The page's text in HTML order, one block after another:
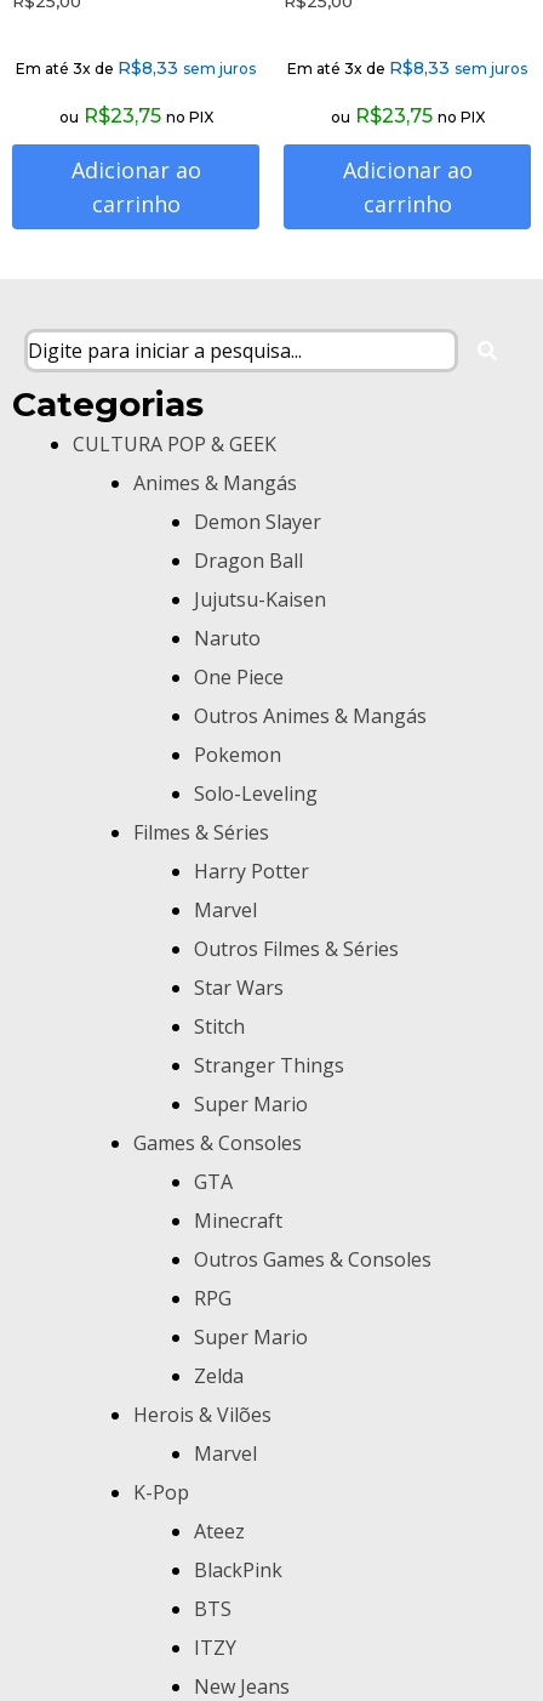
Em até 3x de R$8,33 sem juros
ou R$23,75 no PIX
Adicionar ao
carrinho
Em até 3x de R$8,33 sem juros
ou R$23,75 no PIX
Adicionar ao
carrinho
Categorias
CULTURA POP & GEEK
Animes & Mangás
Demon Slayer
Dragon Ball
Jujutsu-Kaisen
Naruto
One Piece
Outros Animes & Mangás
Pokemon
Solo-Leveling
Filmes & Séries
Harry Potter
Marvel
Outros Filmes & Séries
Star Wars
Stitch
Stranger Things
Super Mario
Games & Consoles
GTA
Minecraft
Outros Games & Consoles
RPG
Super Mario
Zelda
Herois & Vilões
Marvel
K-Pop
Ateez
BlackPink
BTS
ITZY
New Jeans